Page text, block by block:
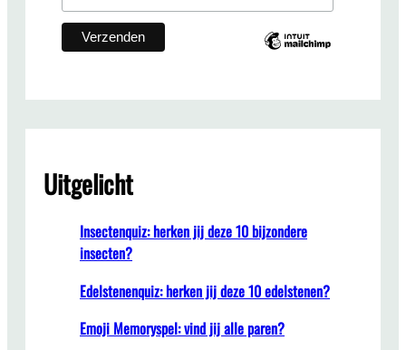
Uitgelicht
Insectenquiz: herken jij deze 10 bijzondere
insecten?
Edelstenenquiz: herken jij deze 10 edelstenen?
Emoji Memoryspel: vind jij alle paren?